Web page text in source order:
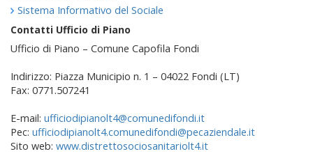
Sistema Informativo del Sociale
Contatti Ufficio di Piano
Ufficio di Piano – Comune Capofila Fondi
Indirizzo: Piazza Municipio n. 1 – 04022 Fondi (LT)
Fax: 0771.507241
E-mail: ufficiodipianolt4@comunedifondi.it
Pec: ufficiodipianolt4.comunedifondi@pecaziendale.it
Sito web: www.distrettosociosanitariolt4.it